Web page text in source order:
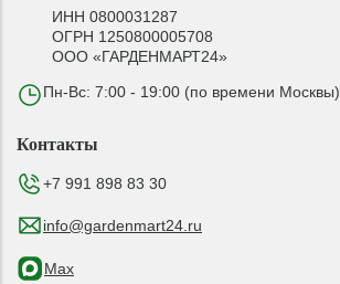
ИНН 0800031287
ОГРН 1250800005708
ООО «ГАРДЕНМАРТ24»
Пн-Вс: 7:00 - 19:00 (по времени Москвы)
Контакты
+7 991 898 83 30
info@gardenmart24.ru
Max